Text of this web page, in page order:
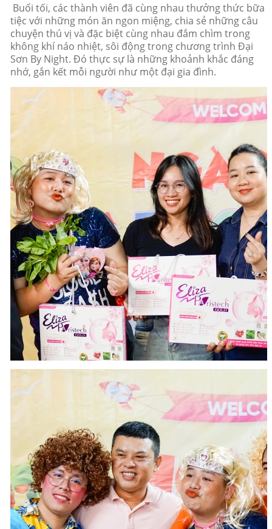
Buổi tối, các thành viên đã cùng nhau thưởng thức bữa
tiệc với những món ăn ngon miệng, chia sẻ những câu
chuyện thú vị và đặc biệt cùng nhau đắm chìm trong
không khí náo nhiệt, sôi động trong chương trình Đại
Sơn By Night. Đó thực sự là những khoảnh khắc đáng
nhớ, gắn kết mỗi người như một đại gia đình.